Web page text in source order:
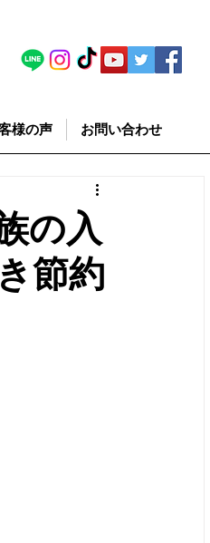
様の声 お問い合わせ
の入
節約